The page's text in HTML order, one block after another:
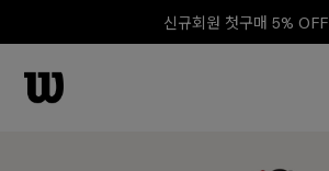
신규회원 첫구매 5% OFF